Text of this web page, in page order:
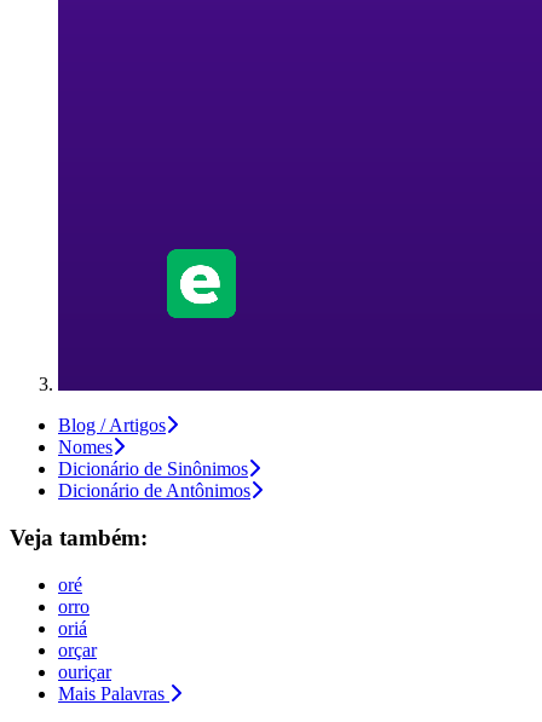
Blog / Artigos
Nomes
Dicionário de Sinônimos
Dicionário de Antônimos
Veja também:
oré
orro
oriá
orçar
ouriçar
Mais Palavras